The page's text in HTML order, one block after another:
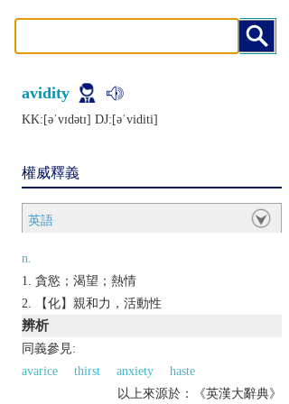
avidity
KK:[ǝˈvɪdǝtɪ] DJ:[ǝˈviditi]
權威釋義
英語
n.
貪慾；渴望；熱情
【化】親和力，活動性
辨析
同義參見:
avarice
thirst anxiety
haste
以上來源於：《英漢大辭典》